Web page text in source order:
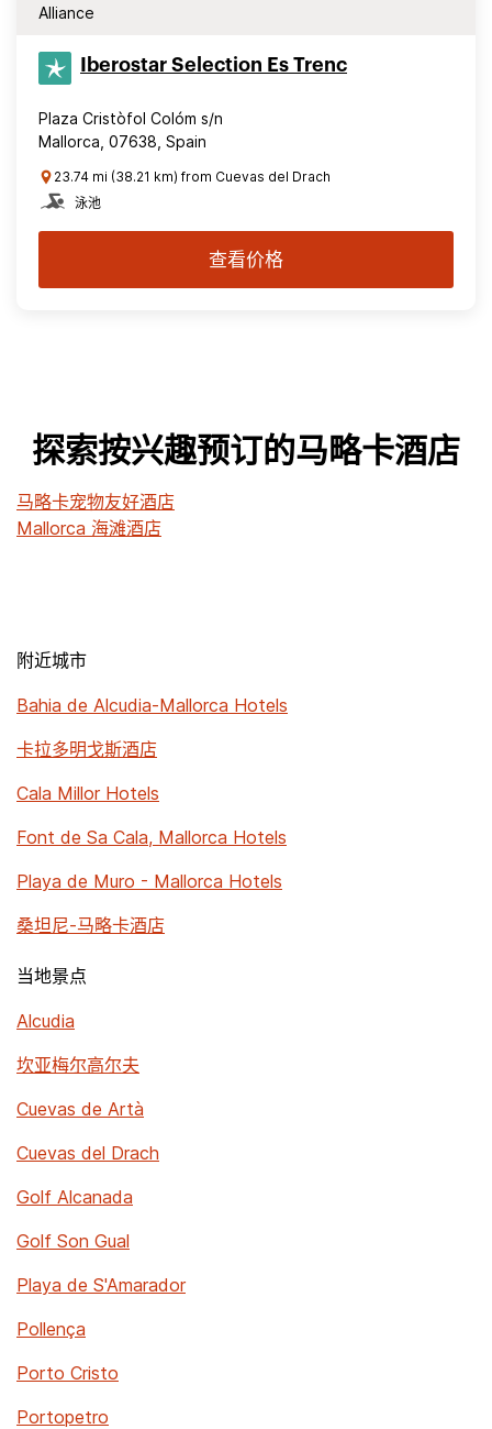
Alliance
Iberostar Selection​ Es Trenc
Plaza Cristòfol Colóm s/n
Mallorca, 07638, Spain
23.74 mi (38.21 km) from Cuevas del Drach
泳池
查看价格
探索按兴趣预订的马略卡酒店
马略卡宠物友好酒店
Mallorca 海滩酒店
附近城市
Bahia de Alcudia-Mallorca Hotels
卡拉多明戈斯酒店
Cala Millor Hotels
Font de Sa Cala, Mallorca Hotels
Playa de Muro - Mallorca Hotels
桑坦尼-马略卡酒店
当地景点
Alcudia
坎亚梅尔高尔夫
Cuevas de Artà
Cuevas del Drach
Golf Alcanada
Golf Son Gual
Playa de S'Amarador
Pollença
Porto Cristo
Portopetro